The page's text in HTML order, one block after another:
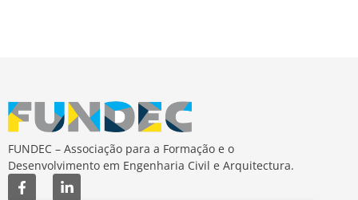
FUNDEC – Associação para a Formação e o
Desenvolvimento em Engenharia Civil e Arquitectura.